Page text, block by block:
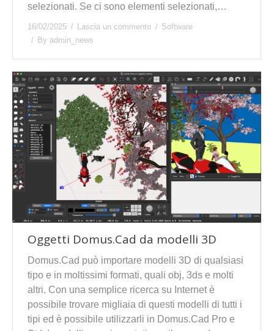
selezionati. Se ci sono elementi selezionati,…
16/02/2025 Lascia un commento
Software
By admin_news
Oggetti Domus.Cad da modelli 3D
Domus.Cad può importare modelli 3D di qualsiasi
tipo e in moltissimi formati, quali obj, 3ds e molti
altri. Con una semplice ricerca su Internet è
possibile trovare migliaia di questi modelli di tutti i
tipi ed è possibile utilizzarli in Domus.Cad Pro e